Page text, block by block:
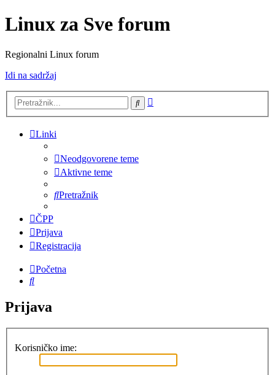
Linux za Sve forum
Regionalni Linux forum
Idi na sadržaj
Pretražnik
Linki
Neodgovorene teme
Aktivne teme
Pretražnik
ČPP
Prijava
Registracija
Početna
Pretražnik
Prijava
Korisničko ime: